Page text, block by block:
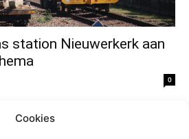
Cookies
station Nieuwerkerk aan
0